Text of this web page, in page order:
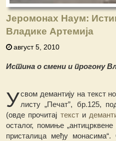
Јеромонах Наум:
Владике Артемија
август 5, 2010
Истина о смени и прогону
Усвом демантиjу на текст
листу „Печат”, бр.125,
(овде прочитај тексти
осталог, помиње
присталица међу